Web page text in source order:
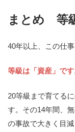
まとめ 等
40年以上、この仕
等級は「資産」です
20等級まで育てる
す。その14年間、
の事故で大きく目